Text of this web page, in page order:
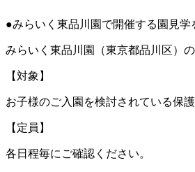
●みらいく東品川園で開催する園見学
みらいく東品川園（東京都品川区）
【対象】
お子様のご入園を検討されている保
【定員】
各日程毎にご確認ください。